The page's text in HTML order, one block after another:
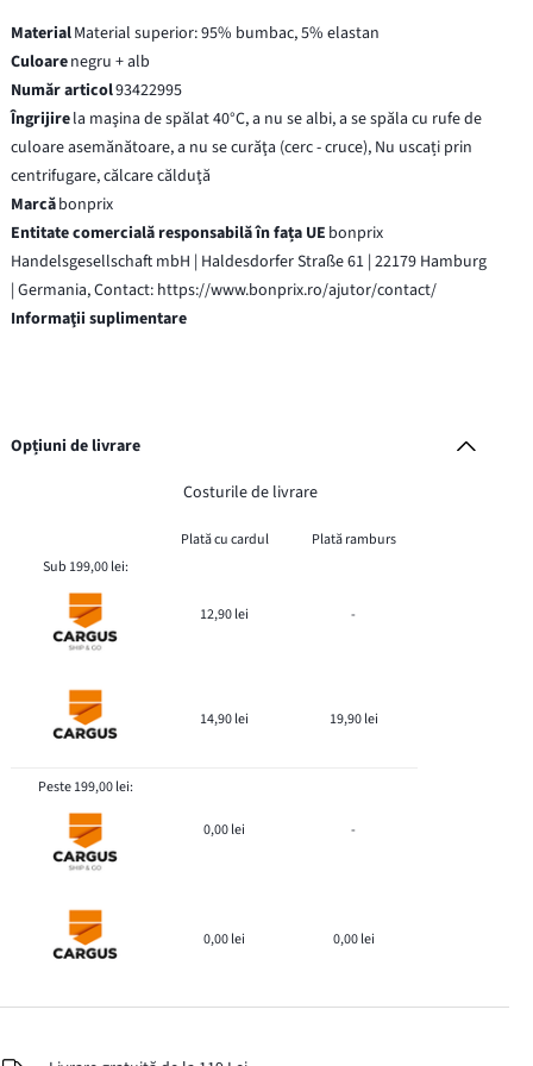
MaterialMaterial superior: 95% bumbac, 5% elastan
Culoarenegru + alb
Număr articol93422995
Îngrijirela maşina de spălat 40°C, a nu se albi, a se spăla cu rufe de
culoare asemănătoare, a nu se curăţa (cerc - cruce), Nu uscați prin
centrifugare, călcare călduţă
Marcăbonprix
Entitate comercială responsabilă în fața UE bonprix
Handelsgesellschaft mbH | Haldesdorfer Straße 61 | 22179 Hamburg
| Germania, Contact: https://www.bonprix.ro/ajutor/contact/
Informaţii suplimentare
Opțiuni de livrare
Costurile de livrare
Plată cu cardul
Plată ramburs
Sub 199,00 lei:
12,90 lei -
14,90 lei 19,90 lei
Peste 199,00 lei:
0,00 lei -
0,00 lei 0,00 lei